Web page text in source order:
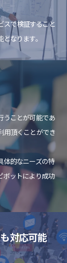
スで検証すること
なります。
うことが可能であ
用頂くことができ
体的なニーズの特
ボットにより成功
対応可能